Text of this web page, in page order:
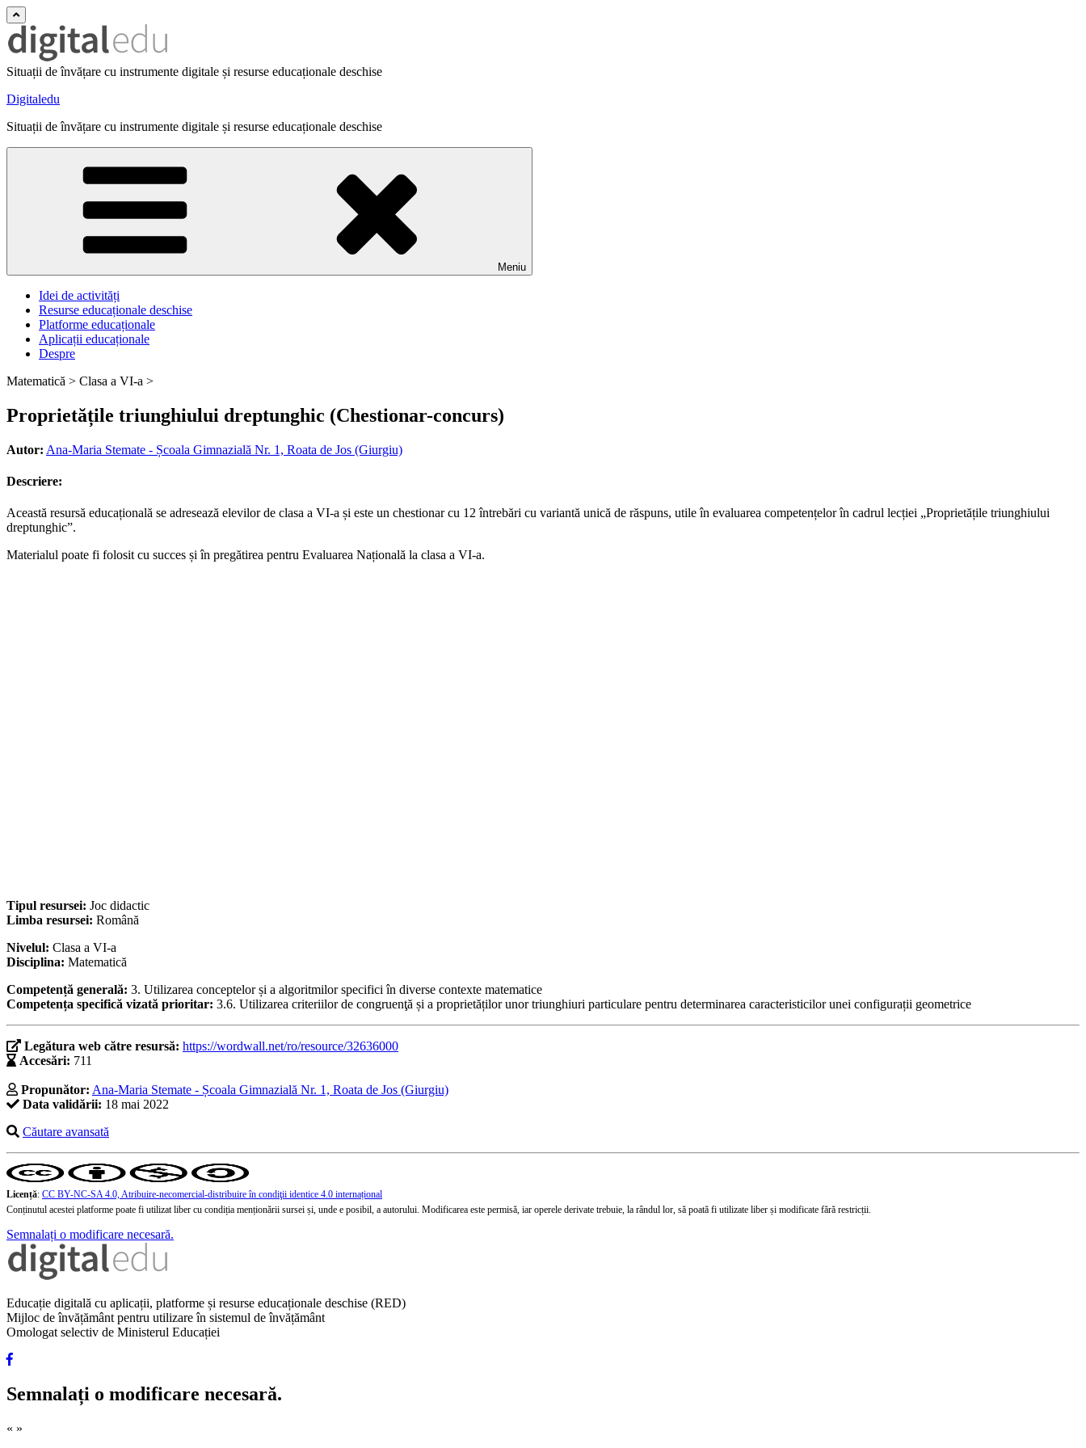
Situații de învățare cu instrumente digitale și resurse educaționale deschise
Digitaledu
Situații de învățare cu instrumente digitale și resurse educaționale deschise
Meniu
Idei de activități
Resurse educaționale deschise
Platforme educaționale
Aplicații educaționale
Despre
Matematică > Clasa a VI-a >
Proprietățile triunghiului dreptunghic (Chestionar-concurs)
Autor: Ana-Maria Stemate - Școala Gimnazială Nr. 1, Roata de Jos (Giurgiu)
Descriere:
Această resursă educațională se adresează elevilor de clasa a VI-a și este un chestionar cu 12 întrebări cu variantă unică de răspuns, utile în evaluarea competențelor în cadrul lecției „Proprietățile triunghiului
dreptunghic”.
Materialul poate fi folosit cu succes și în pregătirea pentru Evaluarea Națională la clasa a VI-a.
Tipul resursei: Joc didactic
Limba resursei: Română
Nivelul: Clasa a VI-a
Disciplina: Matematică
Competență generală: 3. Utilizarea conceptelor și a algoritmilor specifici în diverse contexte matematice
Competența specifică vizată prioritar: 3.6. Utilizarea criteriilor de congruenţă și a proprietăților unor triunghiuri particulare pentru determinarea caracteristicilor unei configurații geometrice
Legătura web către resursă: https://wordwall.net/ro/resource/32636000
Accesări: 711
Propunător: Ana-Maria Stemate - Școala Gimnazială Nr. 1, Roata de Jos (Giurgiu)
Data validării: 18 mai 2022
Căutare avansată
Licență: CC BY-NC-SA 4.0, Atribuire-necomercial-distribuire în condiţii identice 4.0 internațional
Conținutul acestei platforme poate fi utilizat liber cu condiția menționării sursei și, unde e posibil, a autorului. Modificarea este permisă, iar operele derivate trebuie, la rândul lor, să poată fi utilizate liber și modificate fără restricții.
Semnalați o modificare necesară.
Educație digitală cu aplicații, platforme și resurse educaționale deschise (RED)
Mijloc de învățământ pentru utilizare în sistemul de învățământ
Omologat selectiv de Ministerul Educației
Semnalați o modificare necesară.
« »